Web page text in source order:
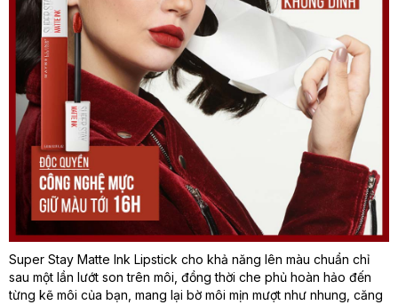
Super Stay Matte Ink Lipstick cho khả năng lên màu chuẩn chỉ
sau một lần lướt son trên môi, đồng thời che phủ hoàn hảo đến
từng kẽ môi của bạn, mang lại bờ môi mịn mượt như nhung, căng